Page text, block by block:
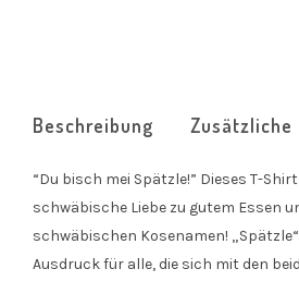
Beschreibung
“Du bisch mei Spätzle!” Dieses T-
schwäbische Liebe zu gutem Essen
schwäbischen Kosenamen!
Ausdruck für alle, die sich mit den